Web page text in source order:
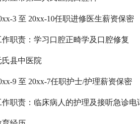
3 至 20xx-10任职进修医生薪资保密
作职责：学习口腔正畸学及口腔修复
氏县中医院
9 至 20xx-7任职护士/护理薪资保密
作职责：临床病人的护理及接听急诊电